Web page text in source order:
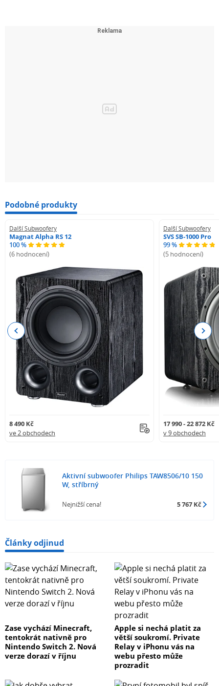
Podobné produkty
Další Subwoofery
Magnat Alpha RS 12
100 %
(6 hodnocení)
8 490 Kč
ve 2 obchodech
Další Subwoofery
SVS SB-1000 Pro
99 %
(5 hodnocení)
17 990 - 22 872 Kč
v 9 obchodech
Previous Next
Aktivní subwoofer Philips TAW8506/10 150
W, stříbrný
Nejnižší cena! 5 767 Kč
Články odjinud
Zase vychází Minecraft,
tentokrát nativně pro
Nintendo Switch 2. Nová
verze dorazí v říjnu
Apple si nechá platit za
větší soukromí. Private
Relay v iPhonu vás na
webu přesto může
prozradit